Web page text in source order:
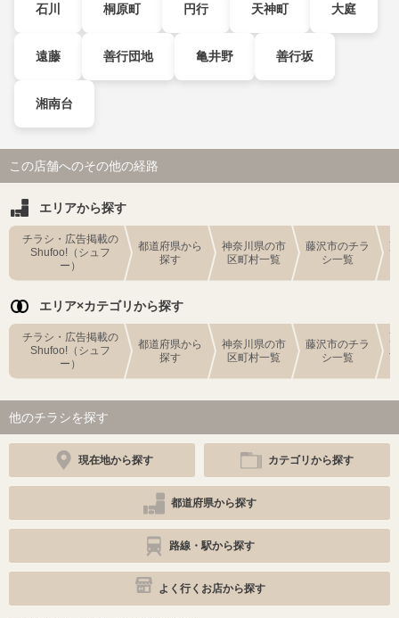
石川 桐原町 円行 天神町 大庭
遠藤 善行団地 亀井野 善行坂
湘南台
この店舗へのその他の経路
エリアから探す
チラシ・広告掲載の
Shufoo!（シュフ
ー）
都道府県から
探す
神奈川県の市
区町村一覧
藤沢市のチラ
シ一覧
エリア×カテゴリから探す
チラシ・広告掲載の
Shufoo!（シュフ
ー）
都道府県から
探す
神奈川県の市
区町村一覧
藤沢市のチラ
シ一覧
他のチラシを探す
現在地から探す カテゴリから探す
都道府県から探す
路線・駅から探す
よく行くお店から探す